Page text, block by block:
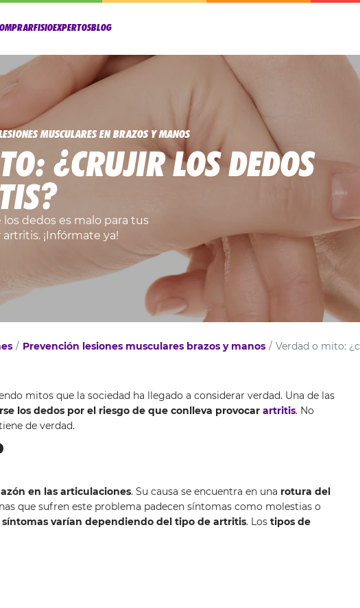
FISIOEXPERTOSBLOG
MUSCULARES EN BRAZOS Y MANOS
¿CRUJIR LOS DEDOS
dedos es malo para tus
¡Infórmate ya!
Prevención lesiones musculares brazos y manos Verdad o mito:
mitos que la sociedad ha llegado a considerar verdad. Una de las
los dedos por el riesgo de que conlleva provocar artritis. No
de verdad.
en las articulaciones. Su causa se encuentra en una rotura del
que sufren este problema padecen síntomas como molestias o
síntomas varían dependiendo del tipo de artritis. Los tipos de